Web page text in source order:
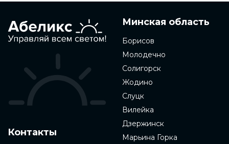
Контакты
Минская область
Борисов
Молодечно
Солигорск
Жодино
Слуцк
Вилейка
Дзержинск
Марьина Горка